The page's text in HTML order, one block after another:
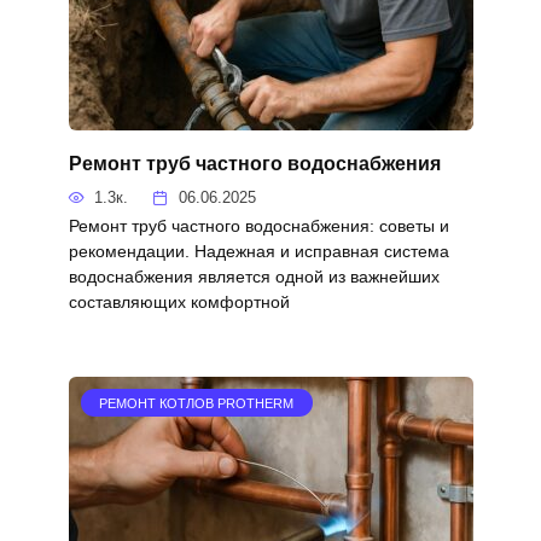
Ремонт труб частного водоснабжения
1.3к. 06.06.2025
Ремонт труб частного водоснабжения: советы и
рекомендации. Надежная и исправная система
водоснабжения является одной из важнейших
составляющих комфортной
РЕМОНТ КОТЛОВ PROTHERM